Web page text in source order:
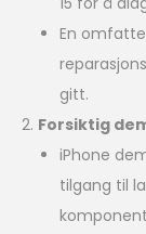
En
gitt.
Forsiktig
iPhone
tilgang til